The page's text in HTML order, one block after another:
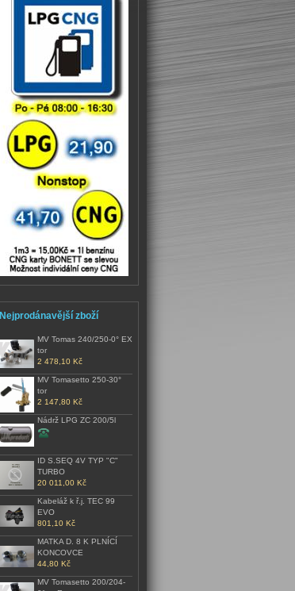
Nejprodánavější zboží
MV Tomas 240/250-0° EX
tor
2 478,10 Kč
MV Tomasetto 250-30°
tor
2 147,80 Kč
Nádrž LPG ZC 200/5l
ID S.SEQ 4V TYP "C"
TURBO
20 011,00 Kč
Kabeláž k ř.j. TEC 99
EVO
801,10 Kč
MATKA D. 8 K PLNÍCÍ
KONCOVCE
44,80 Kč
MV Tomasetto 200/204-